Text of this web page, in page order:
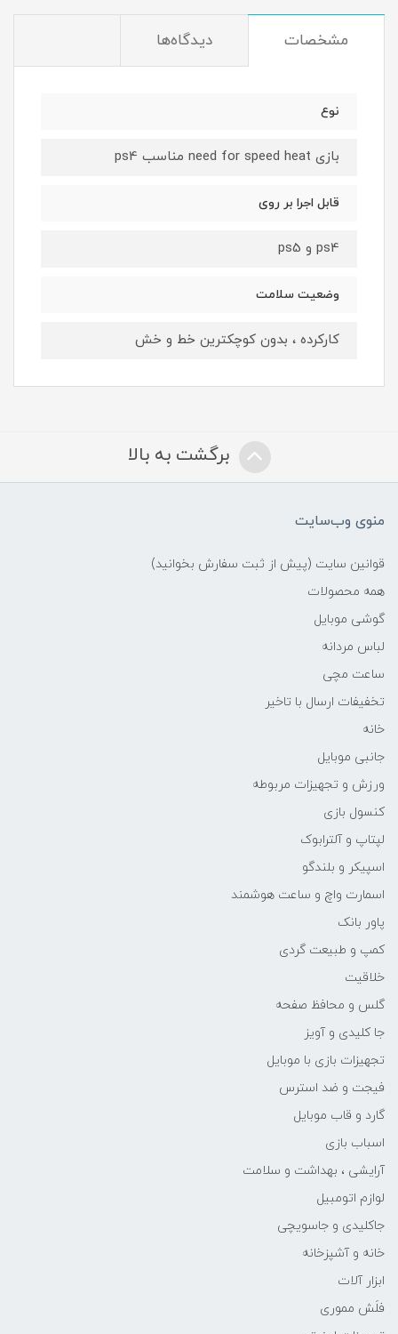
مشخصات دیدگاه‌ها
نوع
بازی need for speed heat مناسب ps4
قابل اجرا بر روی
ps4 و ps5
وضعیت سلامت
کارکرده ، بدون کوچکترین خط و خش
برگشت به بالا
منوی وب‌سایت
قوانین سایت (پیش از ثبت سفارش بخوانید)
همه محصولات
گوشی موبایل
لباس مردانه
ساعت مچی
تخفیفات ارسال با تاخیر
خانه
جانبی موبایل
ورزش و تجهیزات مربوطه
کنسول بازی
لپتاپ و آلترابوک
اسپیکر و بلندگو
اسمارت واچ و ساعت هوشمند
پاور بانک
کمپ و طبیعت گردی
خلاقیت
گلس و محافظ صفحه
جا کلیدی و آویز
تجهیزات بازی با موبایل
فیجت و ضد استرس
گارد و قاب موبایل
اسباب بازی
آرایشی ، بهداشت و سلامت
لوازم اتومبیل
جاکلیدی و جاسویچی
خانه و آشپزخانه
ابزار آلات
فلَش مموری